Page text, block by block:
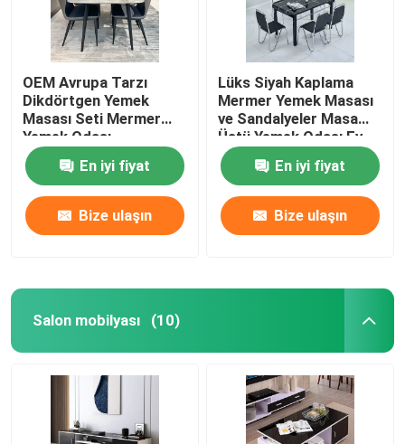
OEM Avrupa Tarzı
Dikdörtgen Yemek
Masası Seti Mermer
Yemek Odası
Mobilyaları
En iyi fiyat
Bize ulaşın
Lüks Siyah Kaplama
Mermer Yemek Masası
ve Sandalyeler Masa
Üstü Yemek Odası Ev
Mobilyaları
En iyi fiyat
Bize ulaşın
Salon mobilyası (10)